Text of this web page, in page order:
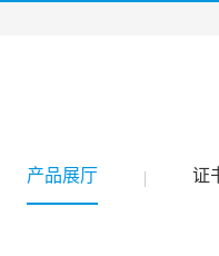
产品展厅 证